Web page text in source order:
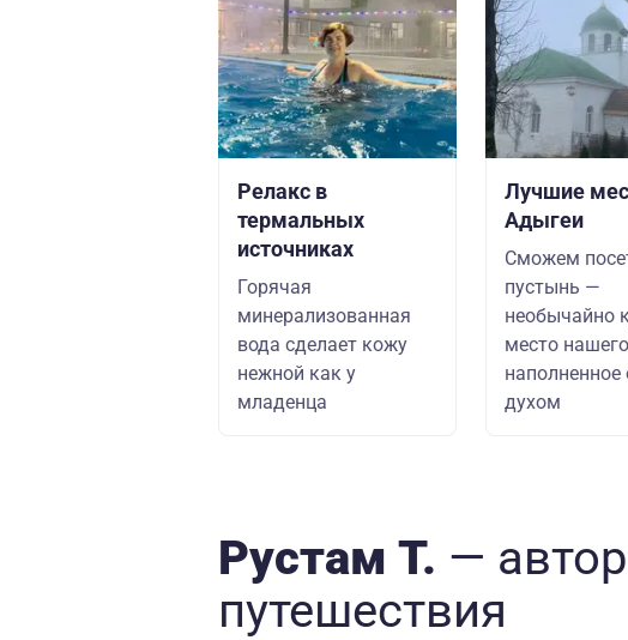
Релакс в
термальных
источниках
Горячая
минерализованная
вода сделает кожу
нежной как у
младенца
Лучшие
Адыгеи
Сможем
пустынь —
необычайно
место
духом
Рустам Т. — автор
путешествия